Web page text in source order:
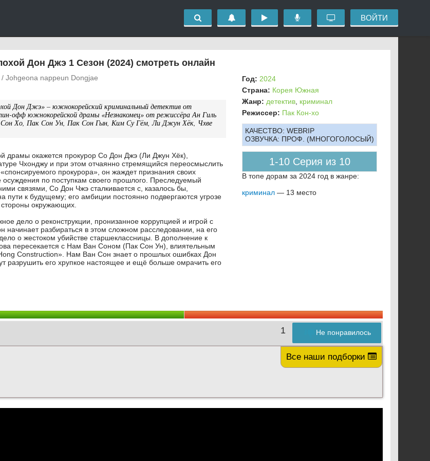
ВОЙТИ
Дон Джэ 1 Сезон (2024) смотреть онлайн
Johgeona nappeun Dongjae
Дон Джэ» – южнокорейский криминальный детектив от
офф южнокорейской драмы «Незнакомец» от режиссёра Ан Гиль
Сон Хо, Пак Сон Ун, Пак Сон Гын, Ким Су Гём, Ли Джун Хёк, Чхве
драмы окажется прокурор Со Дон Джэ (Ли Джун Хёк),
Чхонджу и при этом отчаянно стремящийся переосмыслить
прокурора», он жаждет признания своих
по поступкам своего прошлого. Преследуемый
связями, Со Дон Чжэ сталкивается с, казалось бы,
пути к будущему; его амбиции постоянно подвергаются угрозе
окружающих.
дело о реконструкции, пронизанное коррупцией и игрой с
начинает разбираться в этом сложном расследовании, на его
о жестоком убийстве старшеклассницы. В дополнение к
пересекается с Нам Ван Соном (Пак Сон Ун), влиятельным
Construction». Нам Ван Сон знает о прошлых ошибках Дон
разрушить его хрупкое настоящее и ещё больше омрачить его
Год: 2024
Страна: Корея Южная
Жанр: детектив криминал
Режиссер: Пак Кон-хо
КАЧЕСТВО: WEBRIP
ОЗВУЧКА: ПРОФ. (МНОГОГОЛОСЫЙ)
1-10 Серия из 10
В топе дорам за 2024 год в жанре:
криминал — 13 место
1 Не понравилось
Все наши подборки